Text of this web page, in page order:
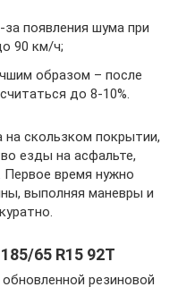
появления шума при
90 км/ч;
образом – после
до 8-10%.
скользком покрытии,
езды на асфальте,
Первое время нужно
выполняя маневры и
65 R15 92T
резиновой